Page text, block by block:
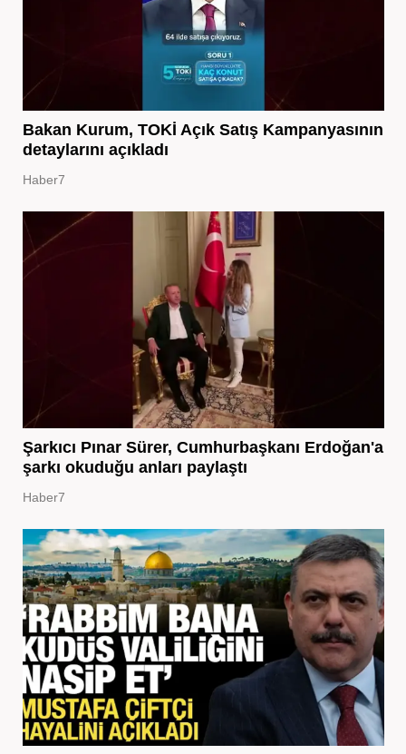
Bakan Kurum, TOKİ Açık Satış Kampanyasının
detaylarını açıkladı
Haber7
Şarkıcı Pınar Sürer, Cumhurbaşkanı Erdoğan'a
şarkı okuduğu anları paylaştı
Haber7